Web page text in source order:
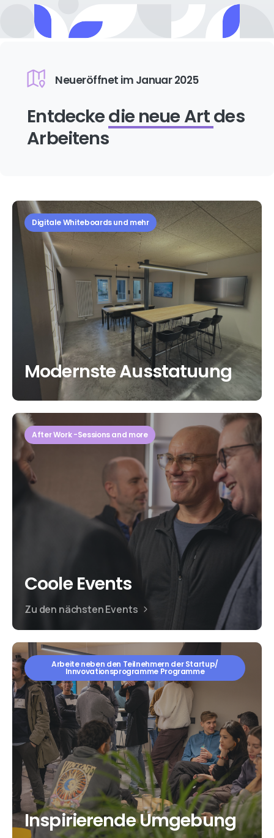
Neueröffnet im Januar 2025
Entdeckedie neue Artdes
Arbeitens
Digitale Whiteboards und mehr
Modernste Ausstatuung
After Work -Sessions and more
Coole Events
Zu den nächsten Events
Arbeite neben den Teilnehmern der Startup/
Innvovationsprogramme Programme
Inspirierende Umgebung